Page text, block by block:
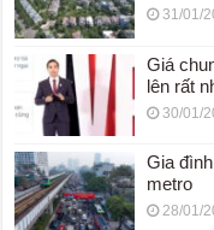
31/01/
Giá
lên rất
30/01/
Gia
metro
28/01/